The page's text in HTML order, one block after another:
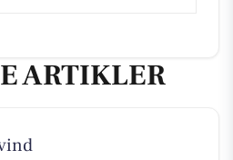
ARTIKLER